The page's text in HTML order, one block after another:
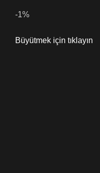
-1%
Büyütmek için tıklayın